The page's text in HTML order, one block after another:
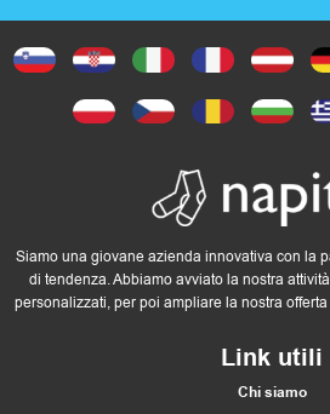
Siamo una giovane azienda innovativa con la
di tendenza. Abbiamo avviato la nostra
personalizzati, per poi ampliare la nostra
Link utili
Chi siamo